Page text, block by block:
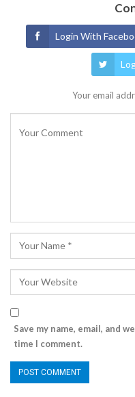
Login With
Your email
Save my name, email, and
time I comment.